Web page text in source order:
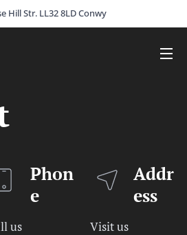
Hill Str. LL32 8LD Conwy
Phon
e
us
Addr
ess
Visit us